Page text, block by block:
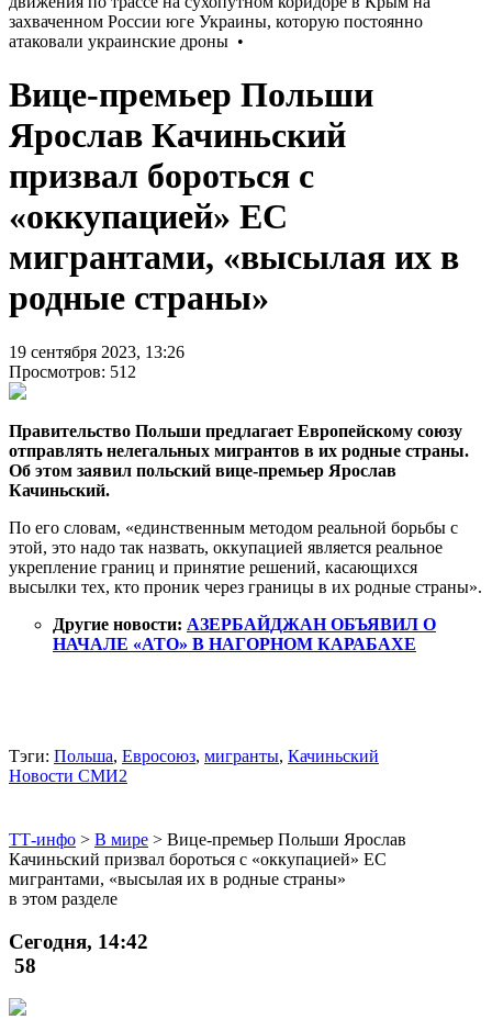
Вице-премьер Польши
Ярослав Качиньский
призвал бороться с
«оккупацией» ЕС
мигрантами, «высылая их в
родные страны»
19 сентября 2023, 13:26
Просмотров: 512
Правительство Польши предлагает Европейскому союзу
отправлять нелегальных мигрантов в их родные страны.
Об этом заявил польский вице-премьер Ярослав
Качиньский.
По его словам, «единственным методом реальной борьбы с
этой, это надо так назвать, оккупацией является реальное
укрепление границ и принятие решений, касающихся
высылки тех, кто проник через границы в их родные страны».
Другие новости: АЗЕРБАЙДЖАН ОБЪЯВИЛ О
НАЧАЛЕ «АТО» В НАГОРНОМ КАРАБАХЕ
Тэги: Польша, Евросоюз, мигранты, Качиньский
Новости СМИ2
ТТ-инфо > В мире > Вице-премьер Польши Ярослав
Качиньский призвал бороться с «оккупацией» ЕС
мигрантами, «высылая их в родные страны»
в этом разделе
Сегодня, 14:42
58